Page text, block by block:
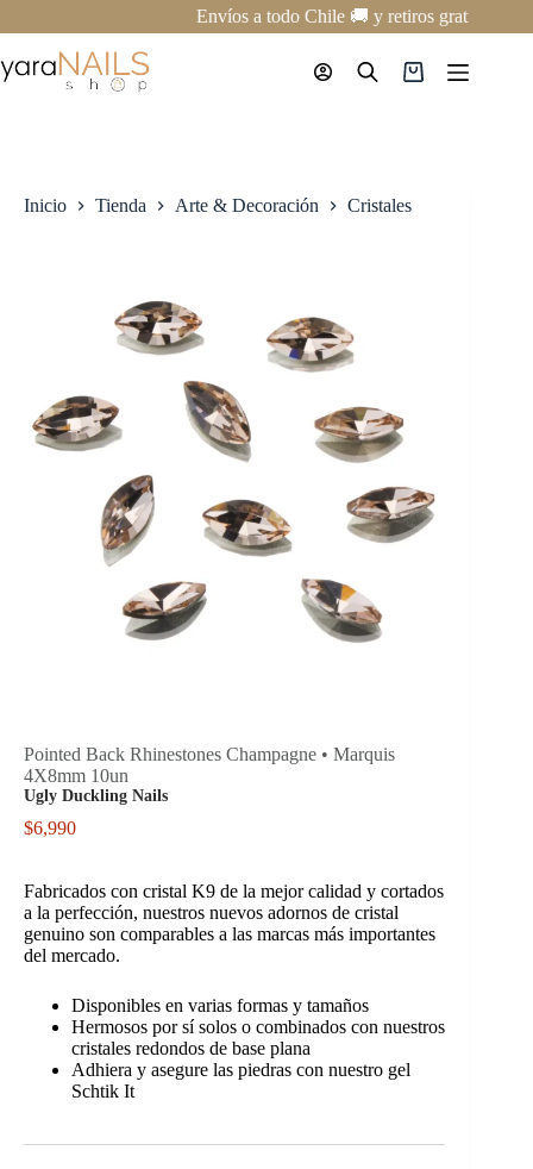
al
contenido
Envíos a todo Chile 🚚 y retiros gratis en
Carro
Inicio Tienda Arte & Decoración Cristales
Pointed Back Rhinestones Champagne • Marquis
4X8mm 10un
Ugly Duckling Nails
$6,990
Fabricados con cristal K9 de la mejor calidad y cortados
a la perfección, nuestros nuevos adornos de cristal
genuino son comparables a las marcas más importantes
del mercado.
Disponibles en varias formas y tamaños
Hermosos por sí solos o combinados con nuestros
cristales redondos de base plana
Adhiera y asegure las piedras con nuestro gel
Schtik It